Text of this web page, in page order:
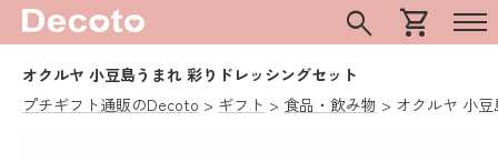
search shopping_cart
オクルヤ 小豆島うまれ 彩りドレッシングセット
プチギフト通販のDecoto
ギフト 食品・飲み物 オクルヤ 小